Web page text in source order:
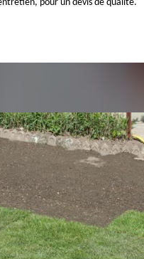
pour un devis de qualité.